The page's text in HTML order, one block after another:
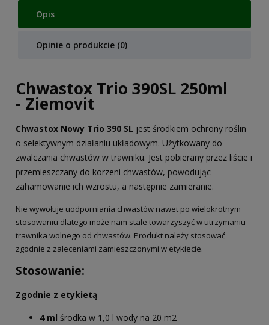
Opis
Opinie o produkcie (0)
Chwastox Trio 390SL 250ml
- Ziemovit
Chwastox Nowy Trio 390 SL jest środkiem ochrony roślin
o selektywnym działaniu układowym. Użytkowany do
zwalczania chwastów w trawniku. Jest pobierany przez liście i
przemieszczany do korzeni chwastów, powodując
zahamowanie ich wzrostu, a następnie zamieranie.
Nie wywołuje uodporniania chwastów nawet po wielokrotnym
stosowaniu dlatego może nam stale towarzyszyć w utrzymaniu
trawnika wolnego od chwastów. Produkt należy stosować
zgodnie z zaleceniami zamieszczonymi w etykiecie.
Stosowanie:
Zgodnie z etykietą
4 ml środka w 1,0 l wody na 20 m2